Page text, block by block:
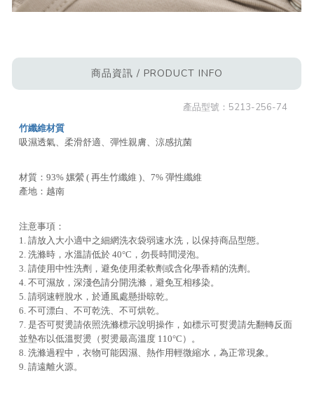
商品資訊 / PRODUCT INFO
產品型號： 5213-256-74
竹纖維材質
吸濕透氣、柔滑舒適、彈性親膚、涼感抗菌
材質：93% 嫘縈 ( 再生竹纖維 )、7% 彈性纖維
產地：越南
注意事項：
1. 請放入大小適中之細網洗衣袋弱速水洗，以保持商品型態。
2. 洗滌時，水溫請低於 40°C，勿長時間浸泡。
3. 請使用中性洗劑，避免使用柔軟劑或含化學香精的洗劑。
4. 不可濕放，深淺色請分開洗滌，避免互相移染。
5. 請弱速輕脫水，於通風處懸掛晾乾。
6. 不可漂白、不可乾洗、不可烘乾。
7. 是否可熨燙請依照洗滌標示說明操作，如標示可熨燙請先翻轉反面
並墊布以低溫熨燙（熨燙最高溫度 110°C）。
8. 洗滌過程中，衣物可能因濕、熱作用輕微縮水，為正常現象。
9. 請遠離火源。